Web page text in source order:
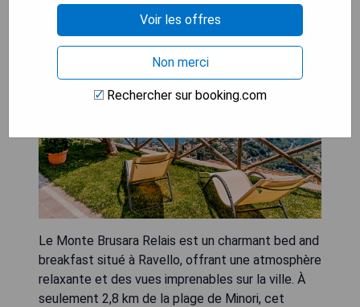
Le Monte Brusara Relais est un charmant bed and
breakfast situé à Ravello, offrant une atmosphère
relaxante et des vues imprenables sur la ville. À
seulement 2,8 km de la plage de Minori, cet
Voir les offres
Non merci
Rechercher sur booking.com